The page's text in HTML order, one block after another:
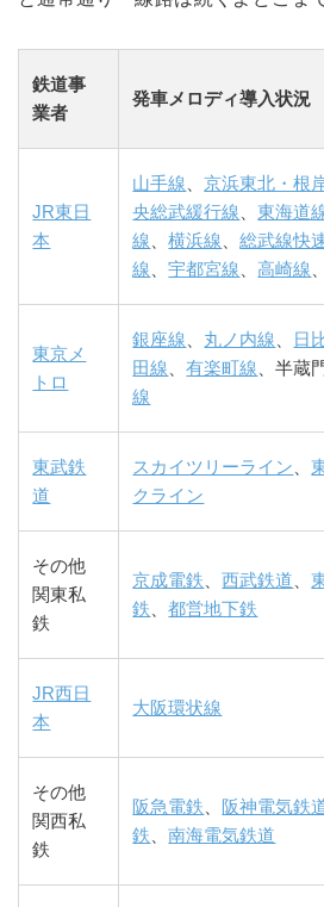
鉄道事
業者
発車メロディ導入状況
JR東日
本
山手線、京浜東北・根
央総武緩行線、東海道
線、横浜線、総武線快
線、宇都宮線、高崎線
東京メ
トロ
銀座線、 丸ノ内線、 日
田線、有楽町線、半蔵
線
東武鉄
道
スカイツリーライン、
クライン
その他
関東私
鉄
京成電鉄、西武鉄道、
鉄、都営地下鉄
JR西日
本
大阪環状線
その他
関西私
鉄
阪急電鉄、 阪神電気鉄
鉄、南海電気鉄道